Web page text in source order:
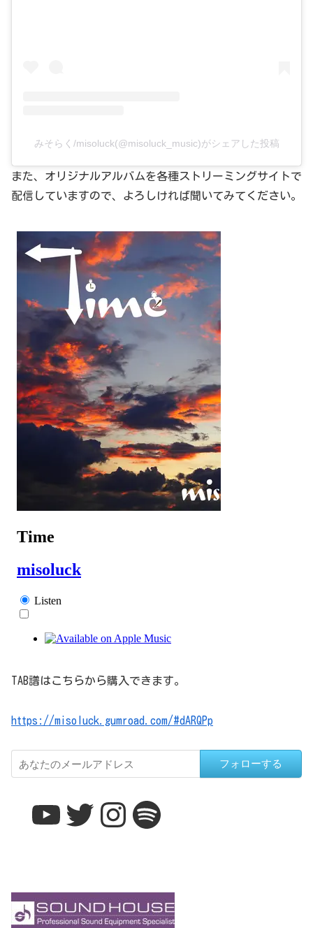
みそらく/misoluck(@misoluck_music)がシェアした投稿
また、オリジナルアルバムを各種ストリーミングサイトで
配信していますので、よろしければ聞いてみてください。
TAB譜はこちらから購入できます。
https://misoluck.gumroad.com/#dARQPp
フォローする
YouTube
Twitter
Instagram
Spotify